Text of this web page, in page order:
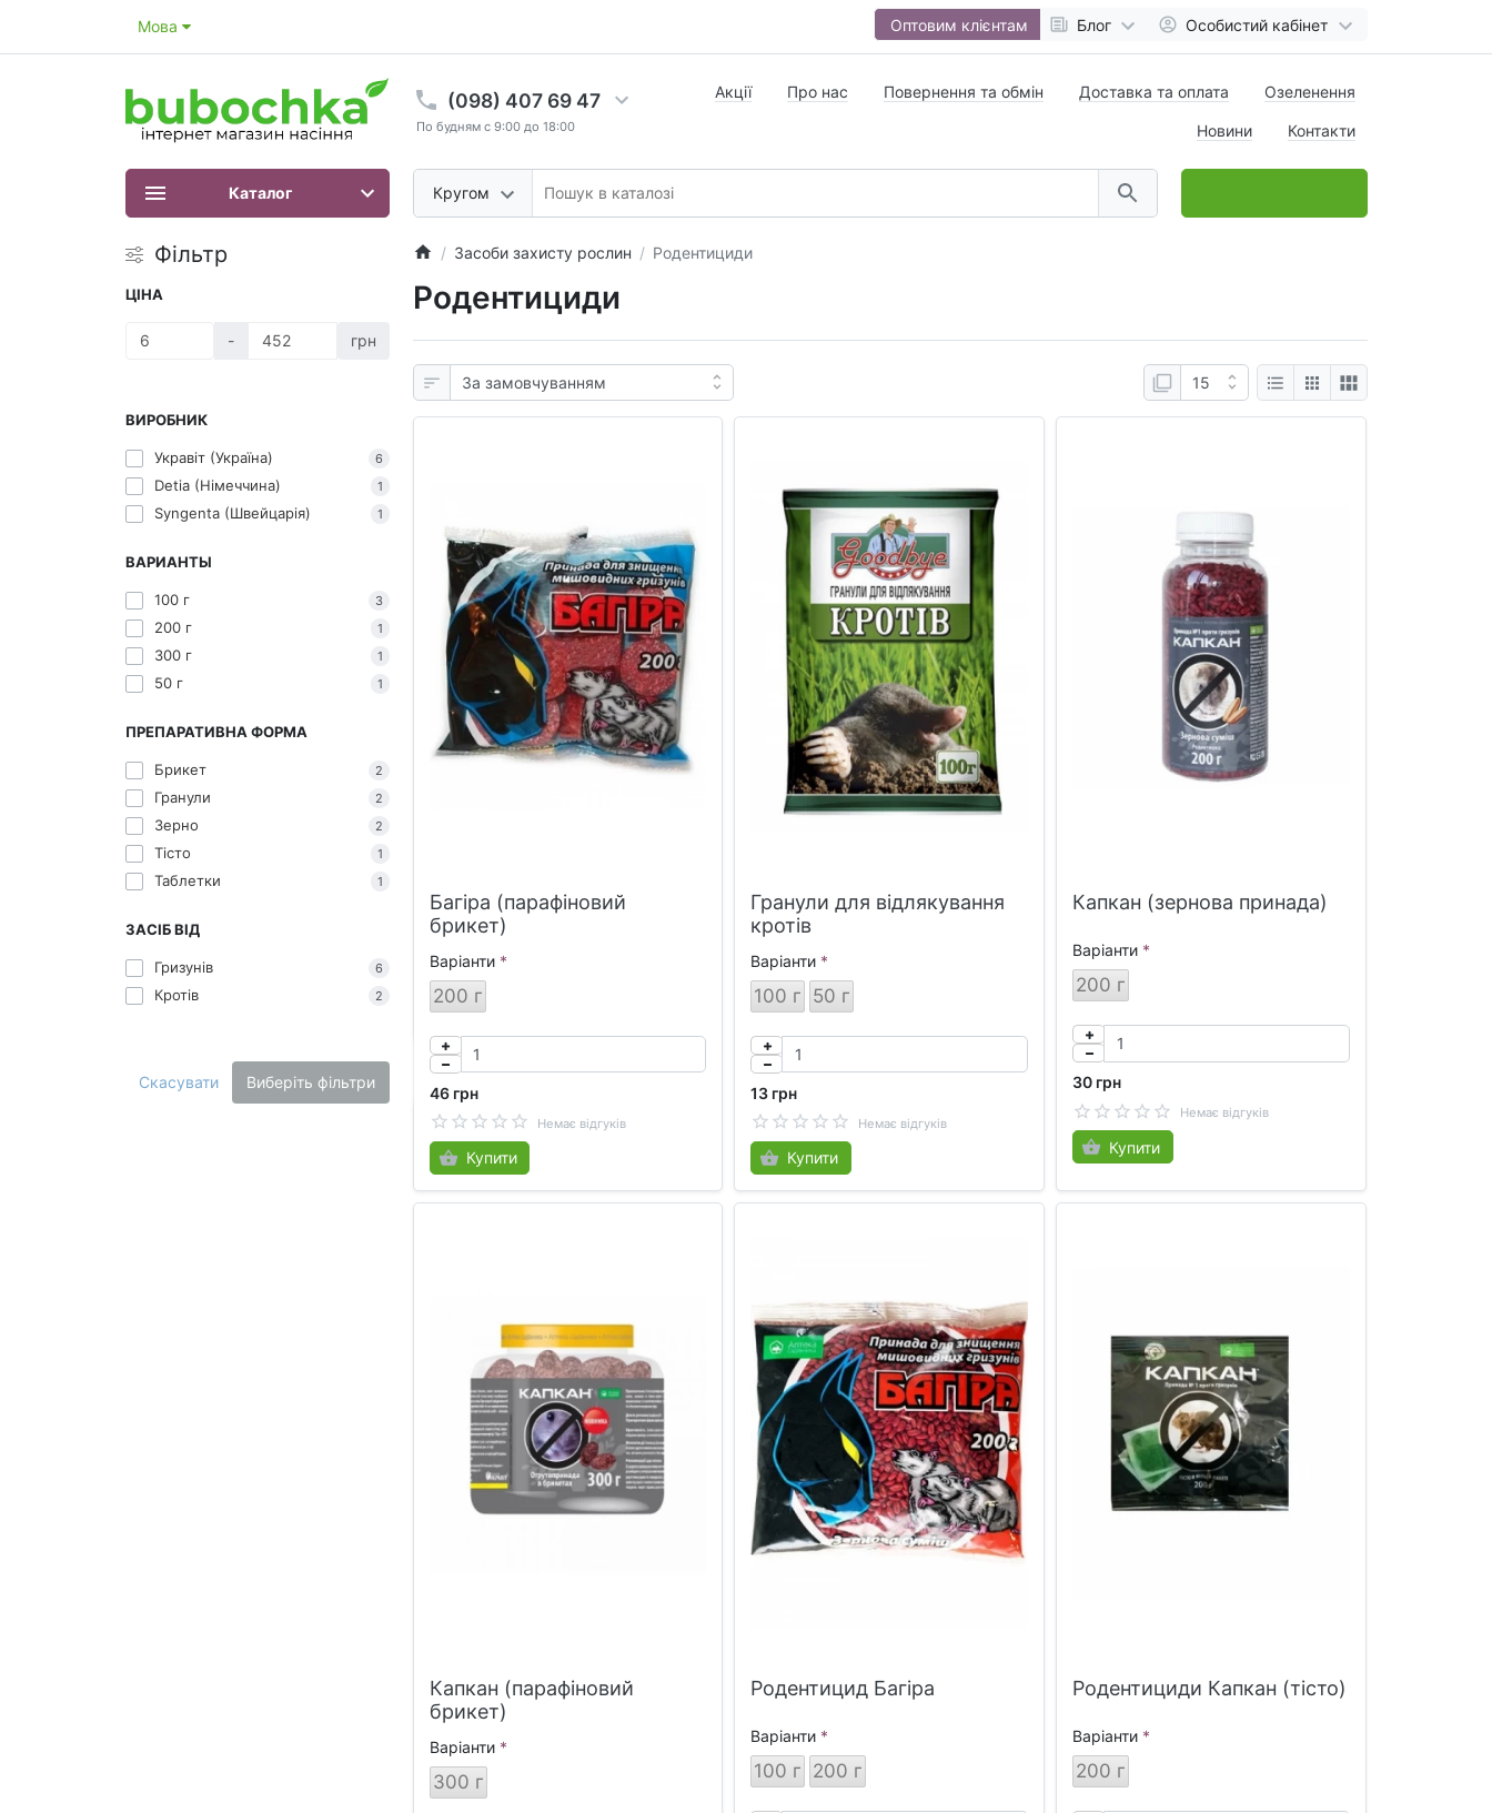
Мова Оптовим клієнтам Блог Особистий кабінет
(098) 407 69 47
По будням с 9:00 до 18:00
Кругом
Акції Про нас Повернення та обмін Доставка та оплата Озеленення
Новини Контакти
Каталог
Фільтр
ЦІНА
- грн
ВИРОБНИК
Укравіт (Україна) 6
Detia (Німеччина) 1
Syngenta (Швейцарія) 1
ВАРИАНТЫ
100 г 3
200 г 1
300 г 1
50 г 1
ПРЕПАРАТИВНА ФОРМА
Брикет 2
Гранули 2
Зерно 2
Тісто 1
Таблетки 1
ЗАСІБ ВІД
Гризунів 6
Кротів 2
Скасувати Виберіть фільтри
Засоби захисту рослин Родентициди
Родентициди
Багіра (парафіновий
брикет)
Варіанти
200 г
46 грн
Немає відгуків
Купити
Гранули для відлякування
кротів
Варіанти
100 г 50 г
13 грн
Немає відгуків
Купити
Капкан (зернова принада)
Варіанти
200 г
30 грн
Немає відгуків
Купити
Капкан (парафіновий
брикет)
Варіанти
300 г
Родентицид Багіра
Варіанти
100 г 200 г
Родентициди Капкан (тісто)
Варіанти
200 г